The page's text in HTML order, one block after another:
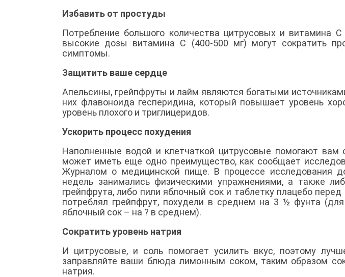
Избавить от простуды
Потребление большого количества цитрусовых и витамина
высокие дозы витамина С (400-500 мг) могут сократить
симптомы.
Защитить ваше сердце
Апельсины, грейпфруты и лайм являются богатыми
них флавоноида гесперидина, который повышает уровень
уровень плохого и триглицеридов.
Ускорить процесс похудения
Наполненные водой и клетчаткой цитрусовые помогают вам
может иметь еще одно преимущество, как сообщает
Журналом о медицинской пище. В процессе исследования
недель занимались физическими упражнениями, а также
грейпфрута, либо пили яблочный сок и таблетку плацебо
потреблял грейпфрут, похудели в среднем на 3 ½ фунта
яблочный сок – на ? в среднем).
Сократить уровень натрия
И цитрусовые, и соль помогает усилить вкус, поэтому
заправляйте ваши блюда лимонным соком, таким образом
натрия.